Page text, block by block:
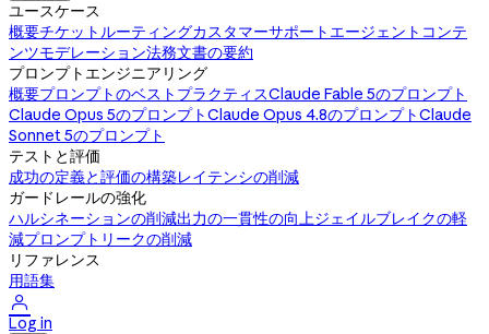
ユースケース
概要チケットルーティングカスタマーサポートエージェント コンテ
ンツモデレーション法務文書の要約
プロンプトエンジニアリング
概要プロンプトのベストプラクティスClaude Fable 5のプロンプト
Claude Opus 5のプロンプトClaude Opus 4.8のプロンプトClaude
Sonnet 5のプロンプト
テストと評価
成功の定義と評価の構築レイテンシの削減
ガードレールの強化
ハルシネーションの削減出力の一貫性の向上ジェイルブレイクの軽
減プロンプトリークの削減
リファレンス
用語集

Log in